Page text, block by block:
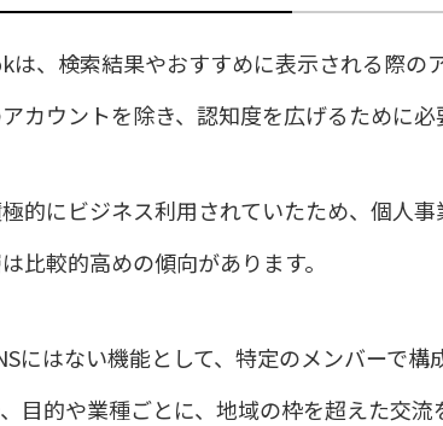
は、検索結果やおすすめに表示される際の
カウントを除き、認知度を広げるために
的にビジネス利用されていたため、個人
比較的高めの傾向があります。
にはない機能として、特定のメンバーで
目的や業種ごとに、地域の枠を超えた交